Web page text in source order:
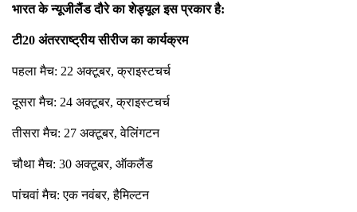
भारत के न्यूजीलैंड दौरे का शेड्यूल इस प्रकार है:
टी20 अंतरराष्ट्रीय सीरीज का कार्यक्रम
पहला मैच: 22 अक्टूबर, क्राइस्टचर्च
दूसरा मैच: 24 अक्टूबर, क्राइस्टचर्च
तीसरा मैच: 27 अक्टूबर, वेलिंगटन
चौथा मैच: 30 अक्टूबर, ऑकलैंड
पांचवां मैच: एक नवंबर, हैमिल्टन